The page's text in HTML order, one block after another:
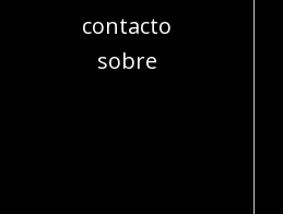
contacto
sobre